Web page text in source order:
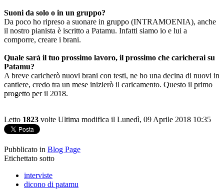
Suoni da solo o in un gruppo?
Da poco ho ripreso a suonare in gruppo (INTRAMOENIA), anche
il nostro pianista è iscritto a Patamu. Infatti siamo io e lui a
comporre, creare i brani.
Quale sarà il tuo prossimo lavoro, il prossimo che caricherai su
Patamu?
A breve caricherò nuovi brani con testi, ne ho una decina di nuovi in
cantiere, credo tra un mese inizierò il caricamento. Questo il primo
progetto per il 2018.
Letto 1823 volte Ultima modifica il Lunedì, 09 Aprile 2018 10:35
Pubblicato in Blog Page
Etichettato sotto
interviste
dicono di patamu